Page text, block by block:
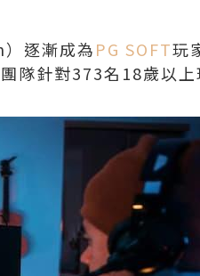
逐漸成為PG SOFT玩
隊針對373名18歲以